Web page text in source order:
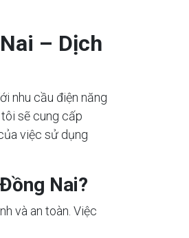
– Dịch
nhu cầu điện năng
sẽ cung cấp
việc sử dụng
Nai?
và an toàn. Việc